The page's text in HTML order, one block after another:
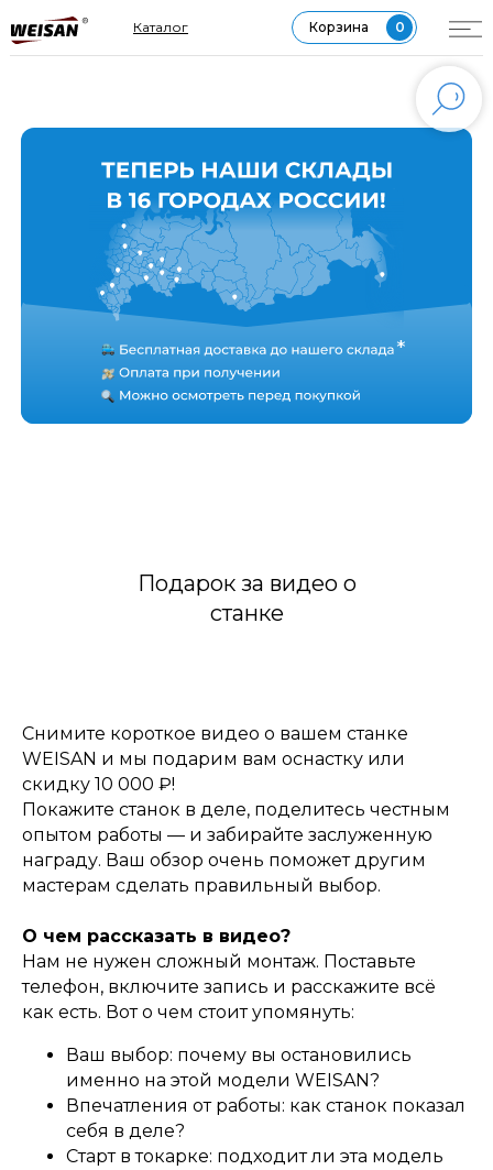
МЕССЕНДЖЕР MAX
Каталог Корзина 0
*
Подарок за видео о
станке
Снимите короткое видео о вашем станке
WEISAN и мы подарим вам оснастку или
скидку 10 000 ₽!
Покажите станок в деле, поделитесь честным
опытом работы — и забирайте заслуженную
награду. Ваш обзор очень поможет другим
мастерам сделать правильный выбор.
О чем рассказать в видео?
Нам не нужен сложный монтаж. Поставьте
телефон, включите запись и расскажите всё
как есть. Вот о чем стоит упомянуть:
Ваш выбор: почему вы остановились
именно на этой модели WEISAN?
Впечатления от работы: как станок показал
себя в деле?
Старт в токарке: подходит ли эта модель